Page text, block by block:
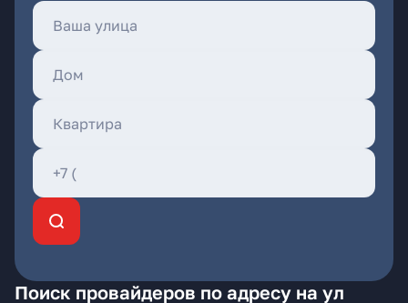
Поиск провайдеров по адресу на ул